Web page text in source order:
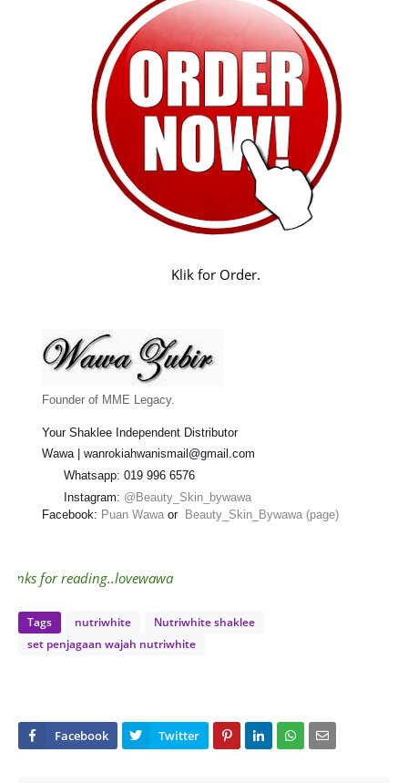
Klik for Order.
Founder of MME Legacy.
Your Shaklee Independent Distributor
Wawa | wanrokiahwanismail@gmail.com
Whatsapp: 019 996 6576
Instagram: @Beauty_Skin_bywawa
Facebook: Puan Wawa or Beauty_Skin_Bywawa (page)
for reading..lovewawa
Tags nutriwhite
Nutriwhite shaklee
set penjagaan wajah nutriwhite